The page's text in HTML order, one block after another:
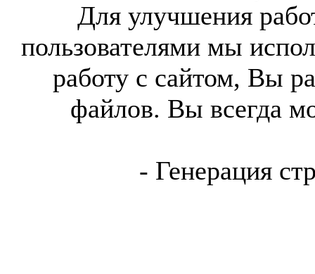
Для улучшения
пользователями мы
работу с сайтом, Вы
файлов. Вы всегда
- Генерация